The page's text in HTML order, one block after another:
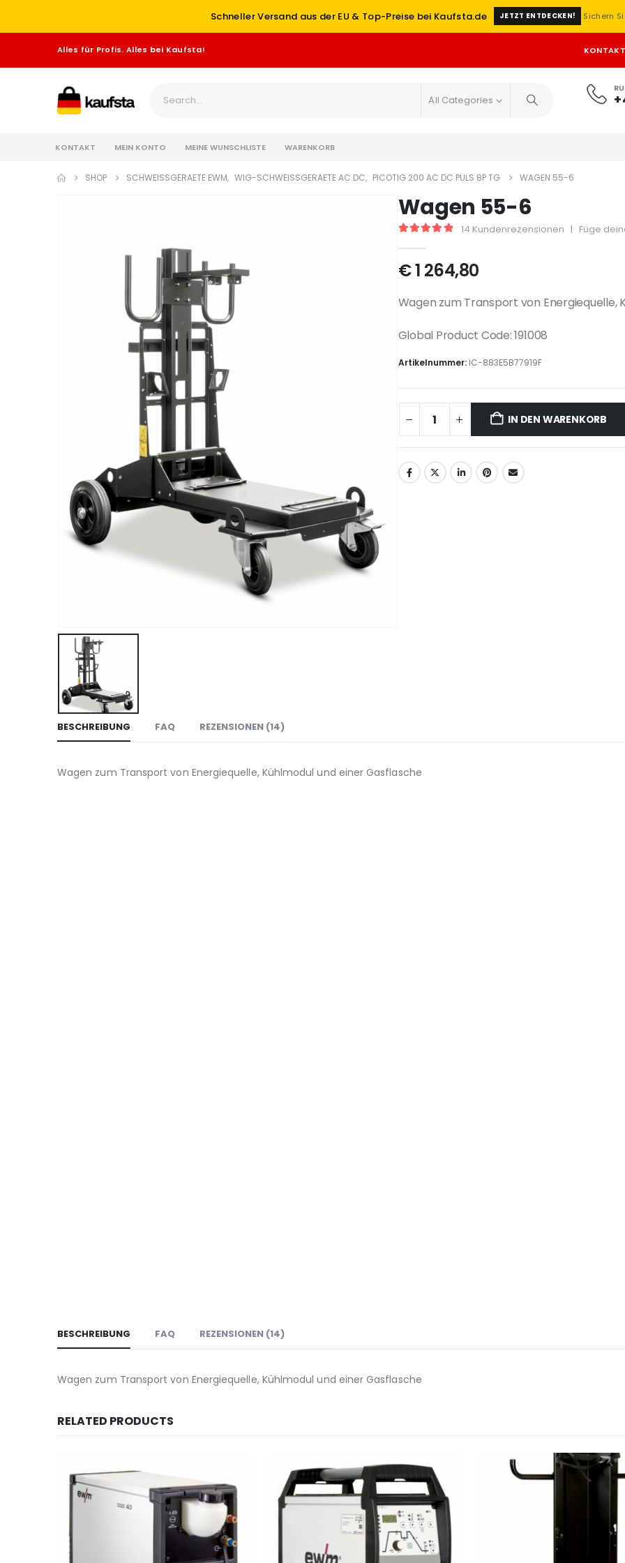
Schneller Versand aus der EU & Top-Preise bei Kaufsta.de JETZT ENTDECKEN! Sichern
Alles für Profis. Alles bei Kaufsta! KONTAKT
All Categories
KONTAKT MEIN KONTO MEINE WUNSCHLISTE WARENKORB
SHOP SCHWEISSGERAETE EWM, WIG-SCHWEISSGERAETE AC DC, PICOTIG 200 AC DC PULS 8P TG WAGEN 55-6
Wagen 55-6
14 Kundenrezensionen | Füge
€1 264,80
Wagen zum Transport von Energiequelle,
Global Product Code: 191008
Artikelnummer: IC-883E5B77919F
IN DEN WARENKORB
BESCHREIBUNG FAQ REZENSIONEN (14)
Wagen zum Transport von Energiequelle, Kühlmodul und einer Gasflasche
BESCHREIBUNG FAQ REZENSIONEN (14)
Wagen zum Transport von Energiequelle, Kühlmodul und einer Gasflasche
RELATED PRODUCTS